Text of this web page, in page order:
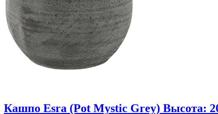
Кашпо Esra (Pot Mystic Grey) Высота: